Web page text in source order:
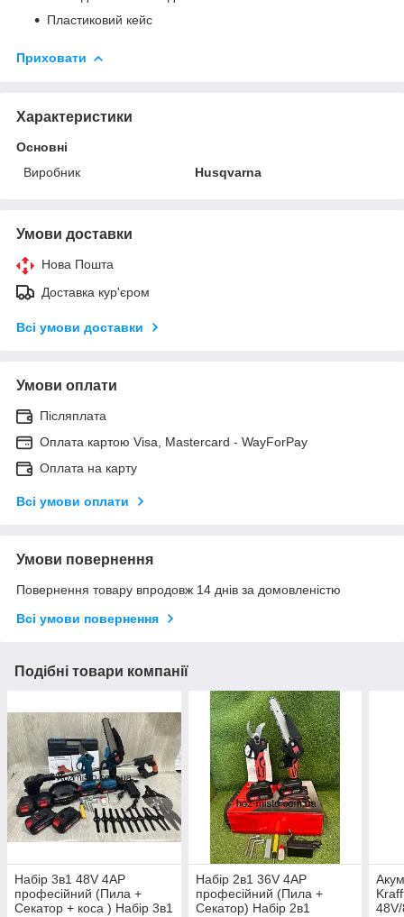
Пластиковий кейс
Приховати
Характеристики
Основні
Виробник
Husqvarna
Умови доставки
Нова Пошта
Доставка кур'єром
Всі умови доставки
Умови оплати
Післяплата
Оплата картою Visa, Mastercard - WayForPay
Оплата на карту
Всі умови оплати
Умови повернення
Повернення товару впродовж 14 днів за домовленістю
Всі умови повернення
Подібні товари компанії
Набір 3в1 48V 4АР
професійний (Пила +
Секатор + коса ) Набір 3в1
Набір 2в1 36V 4АР
професійний (Пила +
Секатор) Набір 2в1